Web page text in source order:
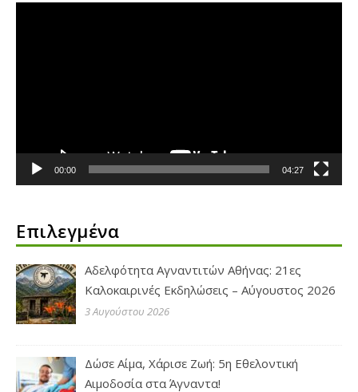
00:00 04:27
Επιλεγμένα
Αδελφότητα Αγναντιτών Αθήνας: 21ες
Καλοκαιρινές Εκδηλώσεις – Αύγουστος 2026
3 Αυγούστου 2026
Δώσε Αίμα, Χάρισε Ζωή: 5η Εθελοντική
Αιμοδοσία στα Άγναντα!